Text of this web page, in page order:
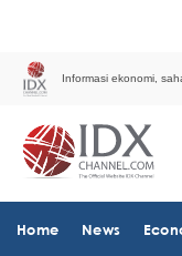
Informasi ekonomi,
Home News